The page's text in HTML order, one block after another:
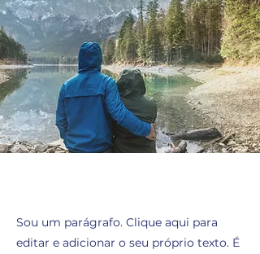
Sou um parágrafo. Clique aqui para
editar e adicionar o seu próprio texto. É